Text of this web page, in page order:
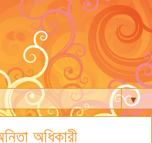
▼
অধিকারী